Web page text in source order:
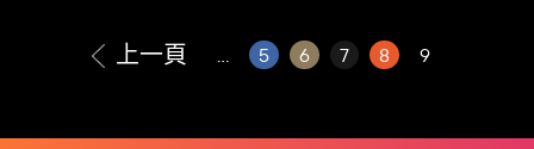
上一頁 ... 5 6 7 8 9